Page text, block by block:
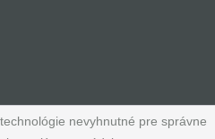
nevyhnutné pre správne